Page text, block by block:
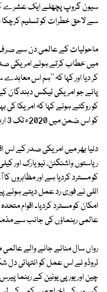
سیون گروپ پچھلے ایک عشرے کے
سے لاحق خطرات کو تسلیم
ماحولیات کے عالمی دن سے صرف
میں خطاب کرتے ہوئے امریکی
کر دیا اور کہا کہ ''ہم اس معاہدے
پائے جو امریکی ٹیکس دہندگان
کو روکتے ہوئے کہا کہ امریکا
کو اس ضمن میں 2020ء تک 3 ارب ڈالرکی امداد غریب ملکوں کو دینی تھی۔
ریاستوں واشنگٹن، نیویارک اور
کو مسترد کردیا ہے اور مظاہروں
اٹلی نے فوری رد عمل دیتے ہوئے
امکان کو مسترد کردیا۔ اقوام
عالمی رہنماؤں کی جانب سے
رواں سال منائے جانے والے
ٹروڈو نے اس عمل کو انتہائی دل
چین اور یورپی یونین کے رہنما